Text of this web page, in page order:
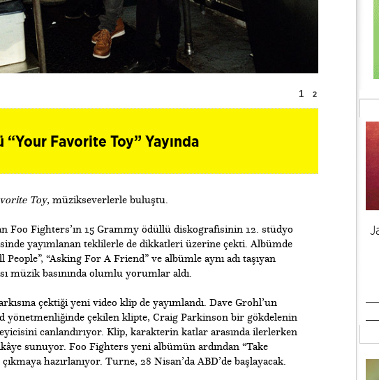
1 2
Favorite Toy” Yayında
Toy, müzikseverlerle buluştu.
Foo Fighters’ın 15 Grammy ödüllü diskografisinin 12. stüdyo
yayımlanan teklilerle de dikkatleri üzerine çekti. Albümde
“Asking For A Friend” ve albümle aynı adı taşıyan
müzik basınında olumlu yorumlar aldı.
çektiği yeni video klip de yayımlandı. Dave Grohl’un
yönetmenliğinde çekilen klipte, Craig Parkinson bir gökdelenin
canlandırıyor. Klip, karakterin katlar arasında ilerlerken
sunuyor. Foo Fighters yeni albümün ardından “Take
hazırlanıyor. Turne, 28 Nisan’da ABD’de başlayacak.